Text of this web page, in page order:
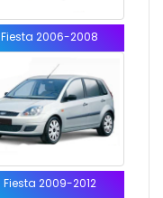
Fiesta 2006-2008
Fiesta 2009-2012